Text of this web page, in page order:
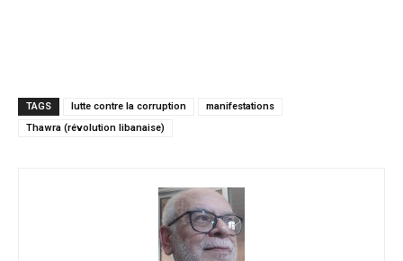
TAGS lutte contre la corruption
manifestations
Thawra (révolution libanaise)